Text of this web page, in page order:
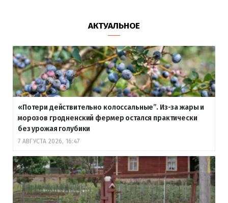
АКТУАЛЬНОЕ
«Потери действительно колоссальные”. Из-за жары и
морозов гродненский фермер остался практически
без урожая голубики
7 АВГУСТА 2026, 16:47